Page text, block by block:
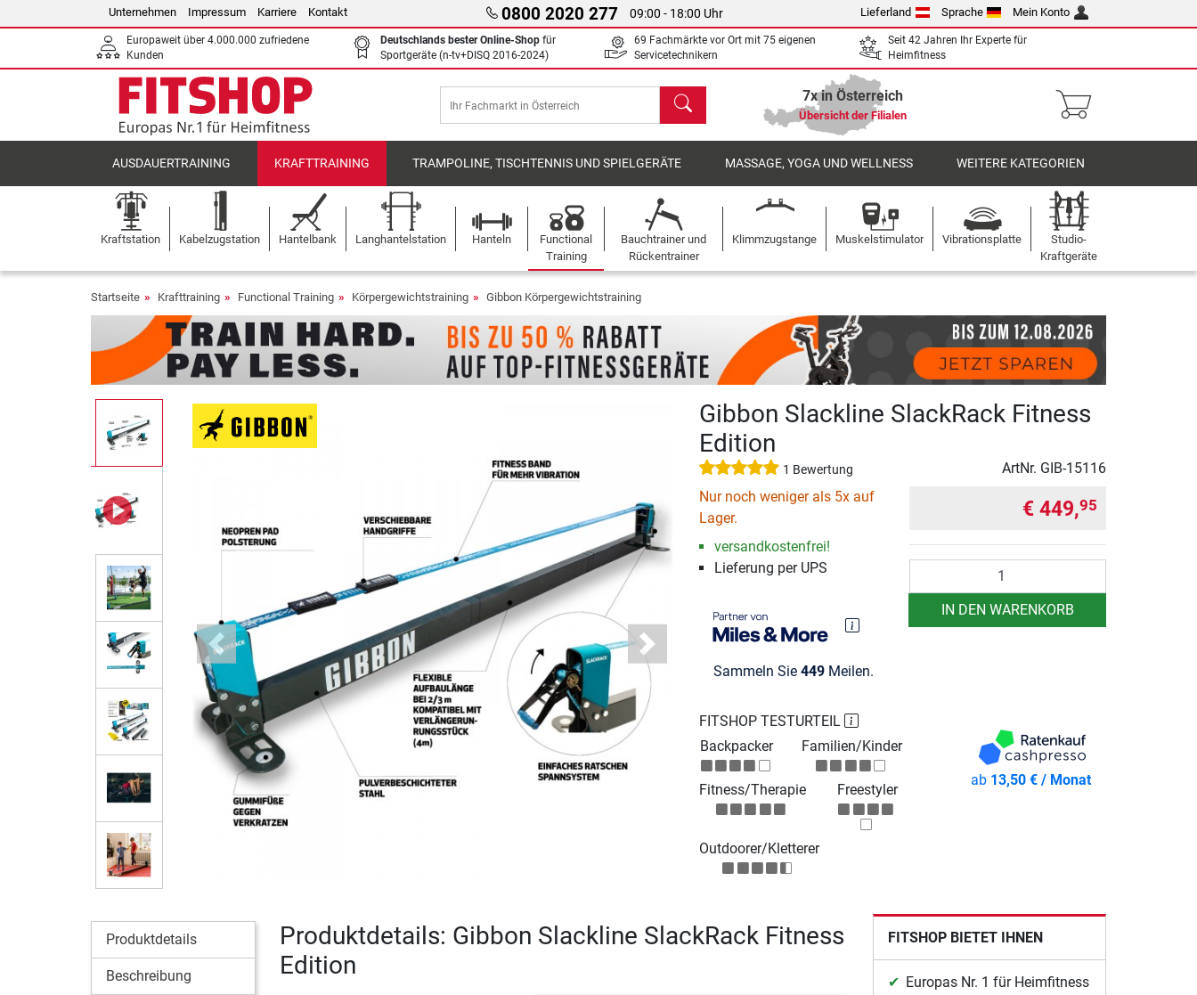
Unternehmen Impressum Karriere Kontakt 0800 2020 277 09:00 - 18:00 Uhr Lieferland Sprache Mein Konto
Europaweit über 4.000.000 zufriedene
Kunden
Deutschlands bester Online-Shop für
Sportgeräte (n-tv+DISQ 2016-2024)
69 Fachmärkte vor Ort mit 75 eigenen
Servicetechnikern
Seit 42 Jahren Ihr Experte für
Heimfitness
Suchen 7x in Österreich
Übersicht der Filialen
AUSDAUERTRAINING KRAFTTRAINING TRAMPOLINE, TISCHTENNIS UND SPIELGERÄTE MASSAGE, YOGA UND WELLNESS WEITERE KATEGORIEN
Kraftstation Kabelzugstation Hantelbank Langhantelstation Hanteln
Functional
Training
Bauchtrainer und
Rückentrainer
Klimmzugstange Muskelstimulator Vibrationsplatte
Studio-
Kraftgeräte
Startseite Krafttraining Functional Training Körpergewichtstraining Gibbon Körpergewichtstraining
Previous Next
Gibbon Slackline SlackRack Fitness
Edition
1 Bewertung ArtNr. GIB-15116
Nur noch weniger als 5x auf
Lager.
versandkostenfrei!
Lieferung per UPS
Sammeln Sie 449Meilen.
€ 449,95
IN DEN WARENKORB
FITSHOP TESTURTEIL
Backpacker
Familien/Kinder
Fitness/Therapie Freestyler
Outdoorer/Kletterer
ab 13,50 € / Monat
Produktdetails
Beschreibung
Produktdetails: Gibbon Slackline SlackRack Fitness
Edition
FITSHOP BIETET IHNEN
Europas Nr. 1 für Heimfitness